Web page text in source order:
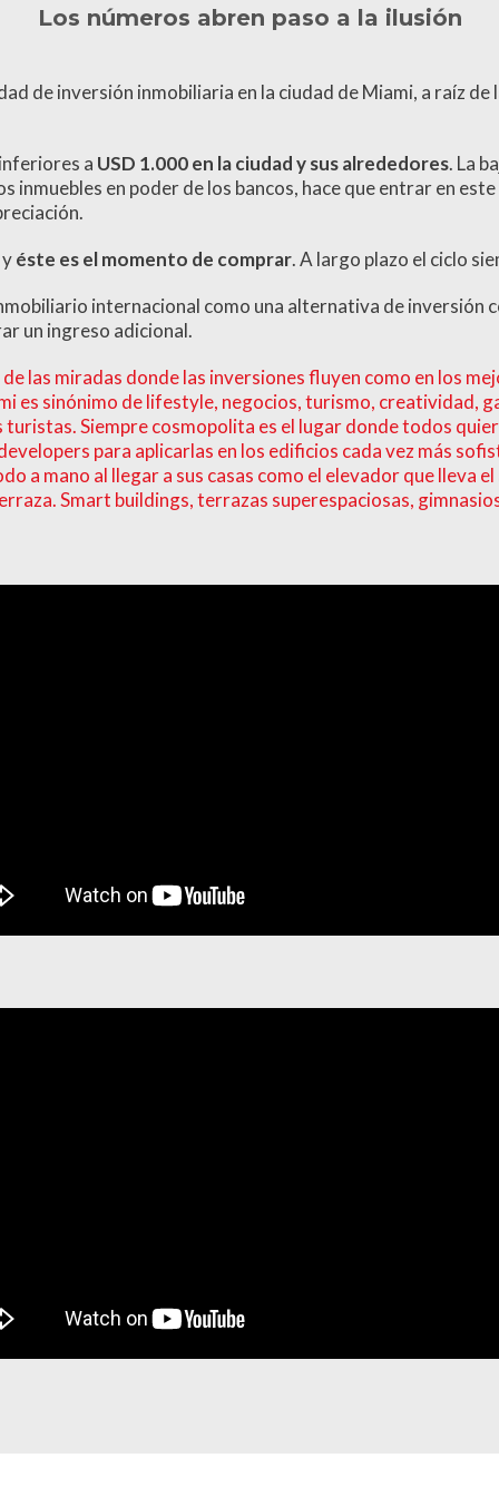
Los números abren paso a la ilusión
de inversión inmobiliaria en la ciudad de Miami, a raíz
a USD 1.000 en la ciudad y sus alrededores. La
inmuebles en poder de los bancos, hace que entrar en
éste es el momento de comprar. A largo plazo el ciclo
internacional como una alternativa de
un ingreso adicional.
las miradas donde las inversiones fluyen como en los
es sinónimo de lifestyle, negocios, turismo, creatividad,
Siempre cosmopolita es el lugar donde todos
para aplicarlas en los edificios cada vez más
a mano al llegar a sus casas como el elevador que lleva
Smart buildings, terrazas superespaciosas,